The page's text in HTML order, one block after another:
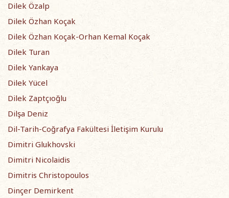
Dilek Özalp
Dilek Özhan Koçak
Dilek Özhan Koçak-Orhan Kemal Koçak
Dilek Turan
Dilek Yankaya
Dilek Yücel
Dilek Zaptçıoğlu
Dilşa Deniz
Dil-Tarih-Coğrafya Fakültesi İletişim Kurulu
Dimitri Glukhovski
Dimitri Nicolaidis
Dimitris Christopoulos
Dinçer Demirkent